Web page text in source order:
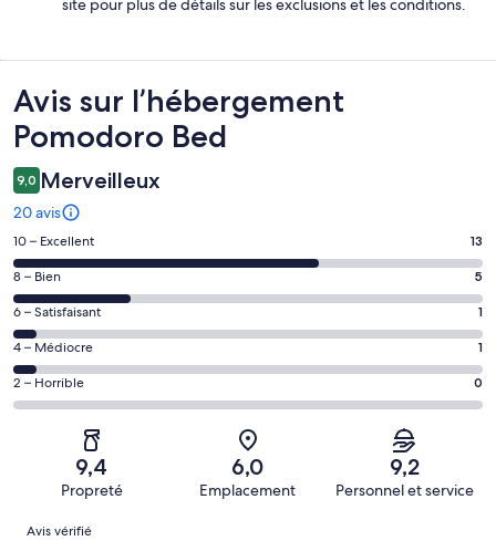
site pour plus de détails sur les exclusions et les conditions.
Avis
Avis sur l’hébergement
Pomodoro Bed
9,0 Merveilleux
20 avis
Note
des
voyageurs
de 10
(Excellent),
d’après 13 avis
sur 20.
10 – Excellent 13
Note
des
voyageurs
de 8
(Bien),
d’après 5 avis
sur 20.
8 – Bien 5
Note
des
voyageurs
de 6
(Satisfaisant),
d’après 1 avis
6 – Satisfaisant 1
Note
des
voyageurs
(Médiocre),
d’après 1 avis
sur 20.
4 – Médiocre 1
Note
des
voyageurs
(Horrible),
d’après 0 avis
sur 20.
2 – Horrible 0
9,4
Propreté
6,0
Emplacement
9,2
Personnel et service
Avis
Avis vérifié